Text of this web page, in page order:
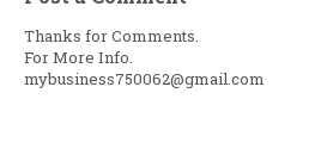
Thanks for Comments.
For More Info.
mybusiness750062@gmail.com